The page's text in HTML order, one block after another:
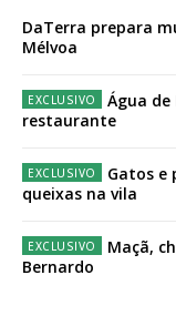
DaTerra prepara
Mélvoa
Água
restaurante
Gatos e
queixas na vila
Maçã,
Bernardo